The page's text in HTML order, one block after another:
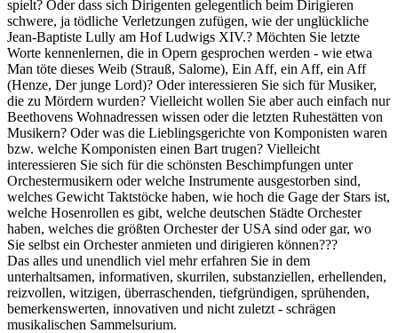
spielt? Oder dass sich Dirigenten gelegentlich beim Dirigieren
schwere, ja tödliche Verletzungen zufügen, wie der unglückliche
Jean-Baptiste Lully am Hof Ludwigs XIV.? Möchten Sie letzte
Worte kennenlernen, die in Opern gesprochen werden - wie etwa
Man töte dieses Weib (Strauß, Salome), Ein Aff, ein Aff, ein Aff
(Henze, Der junge Lord)? Oder interessieren Sie sich für Musiker,
die zu Mördern wurden? Vielleicht wollen Sie aber auch einfach nur
Beethovens Wohnadressen wissen oder die letzten Ruhestätten von
Musikern? Oder was die Lieblingsgerichte von Komponisten waren
bzw. welche Komponisten einen Bart trugen? Vielleicht
interessieren Sie sich für die schönsten Beschimpfungen unter
Orchestermusikern oder welche Instrumente ausgestorben sind,
welches Gewicht Taktstöcke haben, wie hoch die Gage der Stars ist,
welche Hosenrollen es gibt, welche deutschen Städte Orchester
haben, welches die größten Orchester der USA sind oder gar, wo
Sie selbst ein Orchester anmieten und dirigieren können???
Das alles und unendlich viel mehr erfahren Sie in dem
unterhaltsamen, informativen, skurrilen, substanziellen, erhellenden,
reizvollen, witzigen, überraschenden, tiefgründigen, sprühenden,
bemerkenswerten, innovativen und nicht zuletzt - schrägen
musikalischen Sammelsurium.